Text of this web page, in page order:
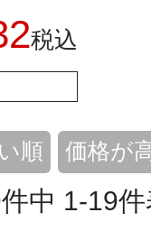
税込
順 価格が
件中 1-19